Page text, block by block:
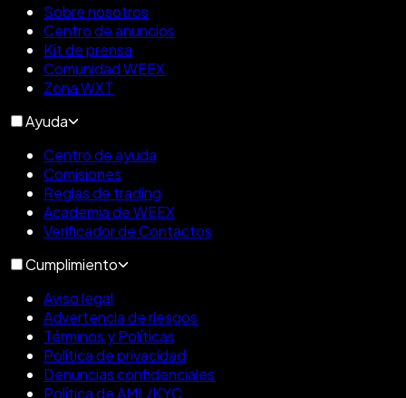
Sobre nosotros
Centro de anuncios
Kit de prensa
Comunidad WEEX
Zona WXT
Ayuda
Centro de ayuda
Comisiones
Reglas de trading
Academia de WEEX
Verificador de Contactos
Cumplimiento
Aviso legal
Advertencia de riesgos
Términos y Políticas
Política de privacidad
Denuncias confidenciales
Política de AML/KYC